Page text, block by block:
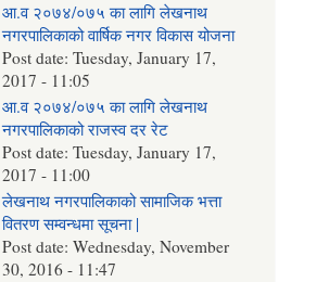
आ.व २०७४/०७५ का लागि लेखनाथ
नगरपालिकाको वार्षिक नगर विकास योजना
Post date: Tuesday, January 17,
2017 - 11:05
आ.व २०७४/०७५ का लागि लेखनाथ
नगरपालिकाको राजस्व दर रेट
Post date: Tuesday, January 17,
2017 - 11:00
लेखनाथ नगरपालिकाको सामाजिक भत्ता
वितरण सम्वन्धमा सूचना |
Post date: Wednesday, November
30, 2016 - 11:47